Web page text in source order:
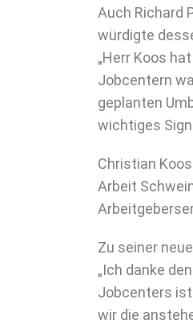
Auch Richard
würdigte
„Herr Koos
Jobcentern
geplanten
wichtiges
Christian
Arbeit
Zu seiner
„Ich danke
Jobcenters ist
wir die